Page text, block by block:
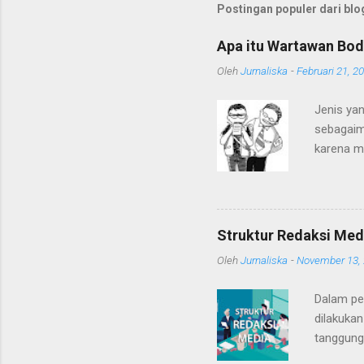
Postingan populer dari
Apa itu Wartawan
OlehJurnaliska -Februari 21,
Jenis
karena
Mereka
Bodrex".
para
atau
Struktur Redaksi
OlehJurnaliska -November 13,
Dalam